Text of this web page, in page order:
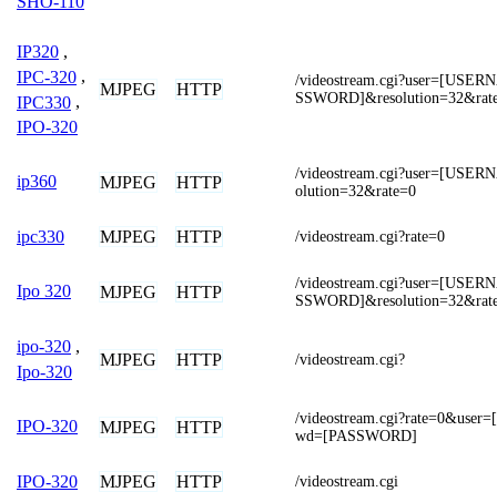
IP320 ,
IPC-320 ,
IPC330 ,
IPO-320
MJPEG HTTP
/
ip360 MJPEG HTTP
/
olution=32&rate=0
ipc330 MJPEG HTTP /videostream.cgi?rate=0
Ipo 320 MJPEG HTTP
/
ipo-320 ,
Ipo-320
MJPEG HTTP /videostream.cgi?
IPO-320 MJPEG HTTP
/
wd=[PASSWORD]
IPO-320 MJPEG HTTP /videostream.cgi